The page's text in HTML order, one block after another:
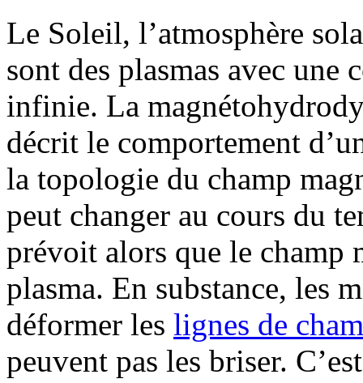
Le Soleil, l’atmosphère
sont des plasmas avec
infinie. La
décrit le comportement
la topologie du champ
peut changer au cours du
prévoit alors que le champ
plasma. En substance, les
déformer les lignes de
peuvent pas les briser.